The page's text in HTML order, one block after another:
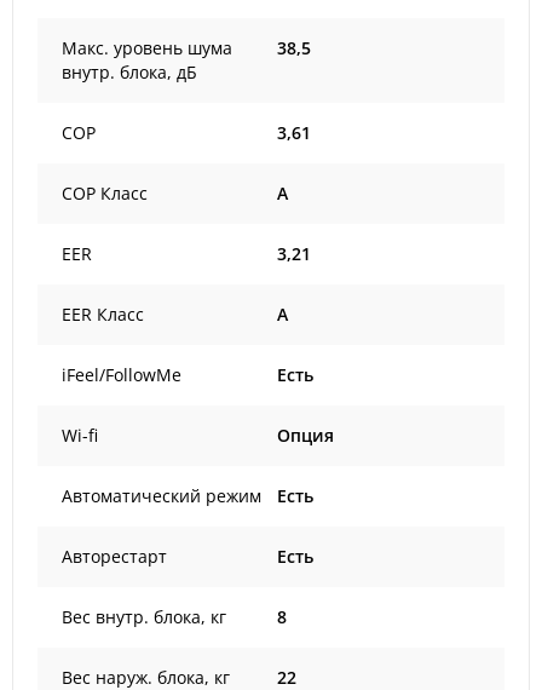
Макс. уровень шума
внутр. блока, дБ
38,5
COP 3,61
COP Класс A
EER 3,21
EER Класс A
iFeel/FollowMe Есть
Wi-fi Опция
Автоматический режим Есть
Авторестарт Есть
Вес внутр. блока, кг 8
Вес наруж. блока, кг 22